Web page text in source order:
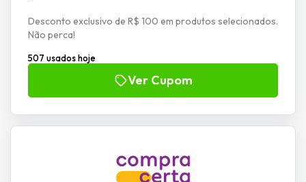
Desconto exclusivo de R$ 100 em produtos selecionados.
Não perca!
507 usados hoje
Ver Cupom